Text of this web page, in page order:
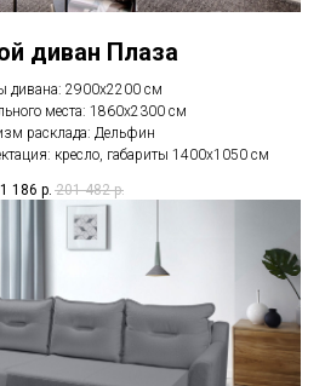
диван Плаза
дивана: 2900х2200 см
места: 1860х2300 см
расклада: Дельфин
кресло, габариты 1400х1050 см
186 р. 201 482 р.